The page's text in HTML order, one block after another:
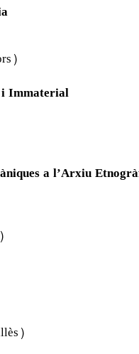
i Immaterial
a l’Arxiu